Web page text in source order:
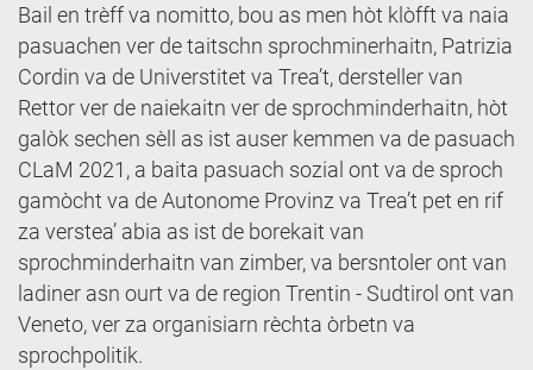
Bail en trèff va nomitto, bou as men hòt klòfft va naia
pasuachen ver de taitschn sprochminerhaitn, Patrizia
Cordin va de Universtitet va Trea’t, dersteller van
Rettor ver de naiekaitn ver de sprochminderhaitn, hòt
galòk sechen sèll as ist auser kemmen va de pasuach
CLaM 2021, a baita pasuach sozial ont va de sproch
gamòcht va de Autonome Provinz va Trea’t pet en rif
za verstea’ abia as ist de borekait van
sprochminderhaitn van zimber, va bersntoler ont van
ladiner asn ourt va de region Trentin - Sudtirol ont van
Veneto, ver za organisiarn rèchta òrbetn va
sprochpolitik.